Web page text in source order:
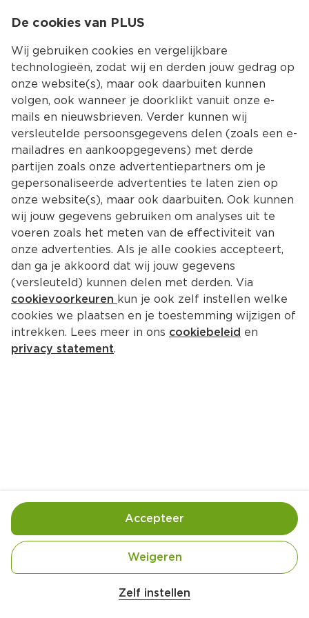
Kies jouw
Ingrediënten Bereiding
De cookies van PLUS
Wij gebruiken cookies en vergelijkbare
technologieën, zodat wij en derden jouw gedrag op
onze website(s), maar ook daarbuiten kunnen
volgen, ook wanneer je doorklikt vanuit onze e-
mails en nieuwsbrieven. Verder kunnen wij
versleutelde persoonsgegevens delen (zoals een e-
mailadres en aankoopgegevens) met derde
partijen zoals onze advertentiepartners om je
gepersonaliseerde advertenties te laten zien op
onze website(s), maar ook daarbuiten. Ook kunnen
wij jouw gegevens gebruiken om analyses uit te
voeren zoals het meten van de effectiviteit van
onze advertenties. Als je alle cookies accepteert,
dan ga je akkoord dat wij jouw gegevens
(versleuteld) kunnen delen met derden. Via
cookievoorkeuren kun je ook zelf instellen welke
cookies we plaatsen en je toestemming wijzigen of
intrekken. Lees meer in ons cookiebeleid en
privacy statement.
Zelf instellen
Weigeren
Accepteer